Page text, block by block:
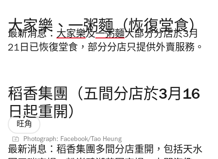
大家樂、一粥麵（恢復堂食）
最新消息： 大家樂及一粥麵大部分分店於3月
21日 已恢復堂食，部分分店只提供外賣服務。
稻香集團（五間分店於3月16
日起重開）
旺角
Photograph: Facebook/Tao Heung
最新消息：稻香集團多間分店重開，包括天水